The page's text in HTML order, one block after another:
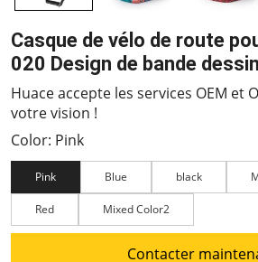
Casque de vélo de route
020 Design de bande
Huace accepte les services OEM et
votre vision !
Color: Pink
Pink Blue black
Red Mixed Color2
Contacter